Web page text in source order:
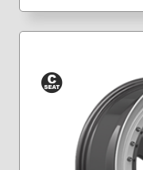
Siège
conique